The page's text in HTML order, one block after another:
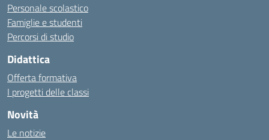
Personale scolastico
Famiglie e studenti
Percorsi di studio
Didattica
Offerta formativa
I progetti delle classi
Novità
Le notizie